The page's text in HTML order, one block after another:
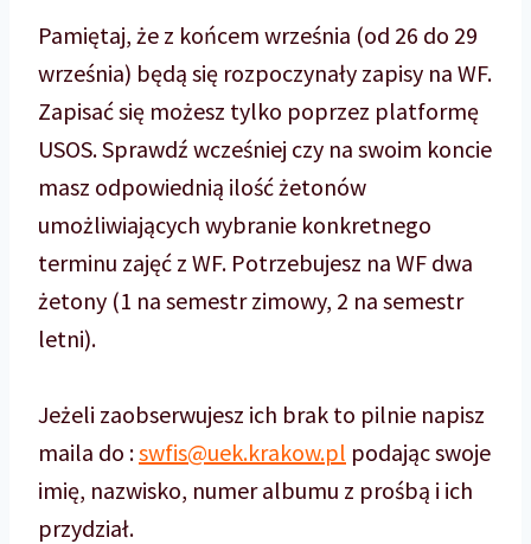
Pamiętaj, że z końcem września (od 26 do 29
września) będą się rozpoczynały zapisy na WF.
Zapisać się możesz tylko poprzez platformę
USOS. Sprawdź wcześniej czy na swoim koncie
masz odpowiednią ilość żetonów
umożliwiających wybranie konkretnego
terminu zajęć z WF. Potrzebujesz na WF dwa
żetony (1 na semestr zimowy, 2 na semestr
letni).
Jeżeli zaobserwujesz ich brak to pilnie napisz
maila do :swfis@uek.krakow.pl podając swoje
imię, nazwisko, numer albumu z prośbą i ich
przydział.